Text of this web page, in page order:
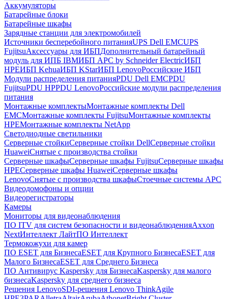
Аккумуляторы
Батарейные блоки
Батарейные шкафы
Зарядные станции для электромобилей
Источники бесперебойного питанияUPS Dell EMCUPS
FujitsuАксессуары для ИБПДополнительный батарейный
модуль для ИПБ IBMИБП APC by Schneider ElectricИБП
HPEИБП KehuaИБП KStarИБП LenovoРоссийские ИБП
Модули распределения питанияPDU Dell EMCPDU
FujitsuPDU HPPDU LenovoРоссийские модули распределения
питания
Монтажные комплектыМонтажные комплекты Dell
EMCМонтажные комплекты FujitsuМонтажные комплекты
HPEМонтажные комплекты NetApp
Светодиодные светильники
Серверные стойкиСерверные стойки DellСерверные стойки
HuaweiСнятые с производства стойки
Серверные шкафыСерверные шкафы FujitsuСерверные шкафы
HPEСерверные шкафы HuaweiСерверные шкафы
LenovoСнятые с производства шкафыСтоечные системы APC
Видеодомофоны и опции
Видеорегистраторы
Камеры
Мониторы для видеонаблюдения
ПО ITV для систем безопасности и видеонаблюденияAxxon
NextИнтеллект ЛайтПО Интеллект
Термокожухи для камер
ПО ESET для БизнесаESET для Крупного БизнесаESET для
Малого БизнесаESET для Среднего Бизнеса
ПО Антивирус Kaspersky для БизнесаKaspersky для малого
бизнесаKaspersky для среднего бизнеса
Решения LenovoSDI-решения Lenovo ThinkAgile